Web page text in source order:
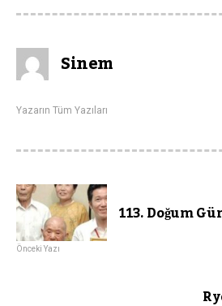
Sinem
Yazarın Tüm Yazıları
113. Doğum
Önceki Yazı